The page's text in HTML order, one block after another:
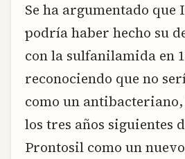
Se ha argumentado que
podría haber hecho su
con la sulfanilamida en
reconociendo que no
como un
los tres años siguientes
Prontosil como un